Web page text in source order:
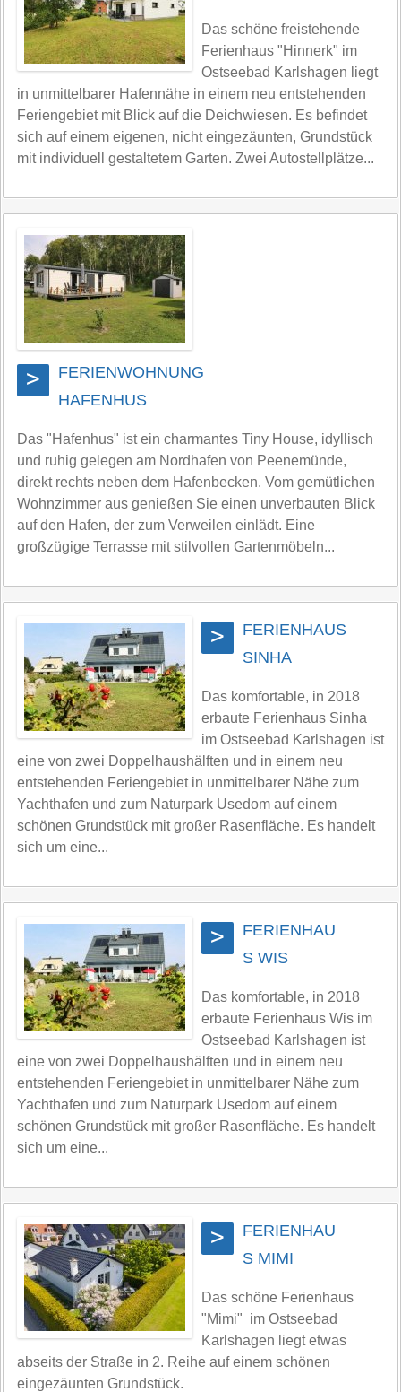
Das schöne freistehende
Ferienhaus "Hinnerk" im
Ostseebad Karlshagen liegt
in unmittelbarer Hafennähe in einem neu entstehenden
Feriengebiet mit Blick auf die Deichwiesen. Es befindet
sich auf einem eigenen, nicht eingezäunten, Grundstück
mit individuell gestaltetem Garten. Zwei Autostellplätze...
>
FERIENWOHNUNG
HAFENHUS
Das "Hafenhus" ist ein charmantes Tiny House, idyllisch
und ruhig gelegen am Nordhafen von Peenemünde,
direkt rechts neben dem Hafenbecken. Vom gemütlichen
Wohnzimmer aus genießen Sie einen unverbauten Blick
auf den Hafen, der zum Verweilen einlädt. Eine
großzügige Terrasse mit stilvollen Gartenmöbeln...
>
FERIENHAUS
SINHA
Das komfortable, in 2018
erbaute Ferienhaus Sinha
im Ostseebad Karlshagen ist
eine von zwei Doppelhaushälften und in einem neu
entstehenden Feriengebiet in unmittelbarer Nähe zum
Yachthafen und zum Naturpark Usedom auf einem
schönen Grundstück mit großer Rasenfläche. Es handelt
sich um eine...
>
FERIENHAU
S WIS
Das komfortable, in 2018
erbaute Ferienhaus Wis im
Ostseebad Karlshagen ist
eine von zwei Doppelhaushälften und in einem neu
entstehenden Feriengebiet in unmittelbarer Nähe zum
Yachthafen und zum Naturpark Usedom auf einem
schönen Grundstück mit großer Rasenfläche. Es handelt
sich um eine...
>
FERIENHAU
S MIMI
Das schöne Ferienhaus
"Mimi" im Ostseebad
Karlshagen liegt etwas
abseits der Straße in 2. Reihe auf einem schönen
eingezäunten Grundstück.